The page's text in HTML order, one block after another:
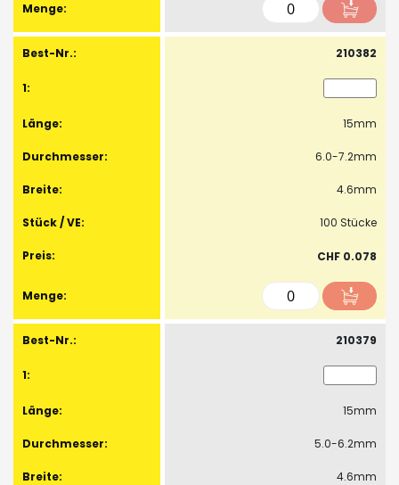
210382
15mm
6.0-7.2mm
4.6mm
100 Stücke
CHF 0.078
210379
15mm
5.0-6.2mm
4.6mm